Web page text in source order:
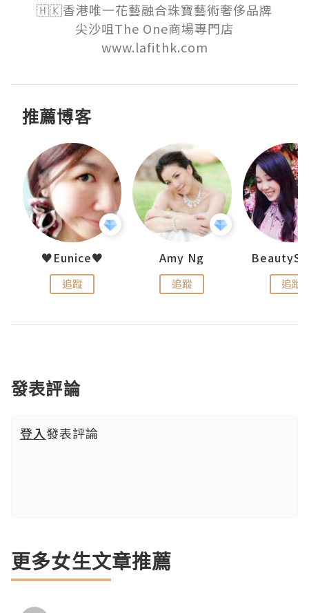
🇭🇰香港唯一花藝融合珠寶藝術奢侈品牌
尖沙咀The One商場專門店
www.lafithk.com
推薦博客
♥Eunice♥
追蹤
Amy Ng
追蹤 追蹤
發表評論
登入發表評論
更多女生文章推薦